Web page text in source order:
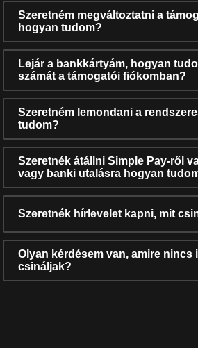
Szeretném megváltoztatni a
hogyan tudom?
Lejár a bankkártyám, hogyan
számát a támogatói fiókomban?
Szeretném lemondani a
tudom?
Szeretnék átállni Simple Pay-ről
vagy banki utalásra hogyan
Szeretnék hírlevelet kapni, mit
Olyan kérdésem van, amire nincs
csináljak?